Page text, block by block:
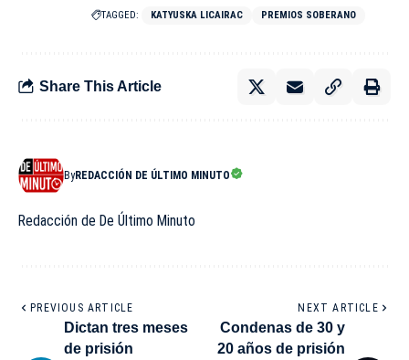
TAGGED: KATYUSKA LICAIRAC PREMIOS SOBERANO
Share This Article
ByREDACCIÓN DE ÚLTIMO MINUTO
Redacción de De Último Minuto
PREVIOUS ARTICLE
Dictan tres meses
de prisión
NEXT ARTICLE
Condenas de 30 y
20 años de prisión